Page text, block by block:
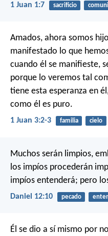
1 Juan 1:7 sacrificio
Amados, ahora somos
manifestado lo que
cuando él se manifieste,
porque lo veremos tal
tiene esta esperanza en
como él es puro.
1 Juan 3:2-3 familia cielo
Muchos serán limpios,
los impíos procederán
impíos entenderá; pero
Daniel 12:10 pecado
Él se dio a sí mismo por